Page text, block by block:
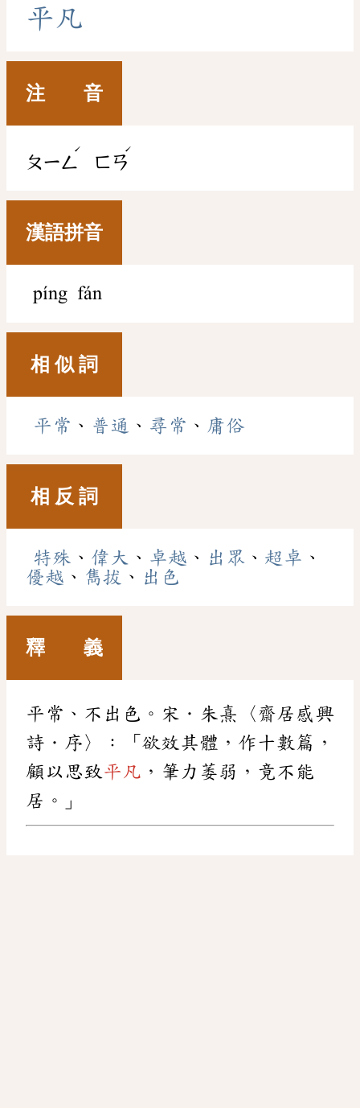
平凡
注 音
ㄆㄧㄥ
ˊ
ㄈㄢ
ˊ
漢語拼音
píng fán
相 似 詞
平常 、 普通 、 尋常 、 庸俗
相 反 詞
特殊 、 偉大 、 卓越 、 出眾 、 超卓 、
優越 、 雋拔 、 出色
釋 義
平常、不出色。宋．朱熹〈齋居感興
詩．序〉：「欲效其體，作十數篇，
顧以思致平凡 ，筆力萎弱，竟不能
居。」